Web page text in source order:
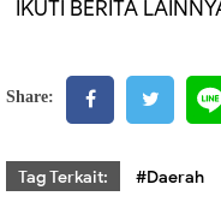
IKUTI BERITA
Share:
Tag Terkait: #Daerah